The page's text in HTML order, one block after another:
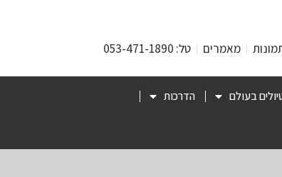
מאמרים טל: 053-471-1890
בעולם הדרכות